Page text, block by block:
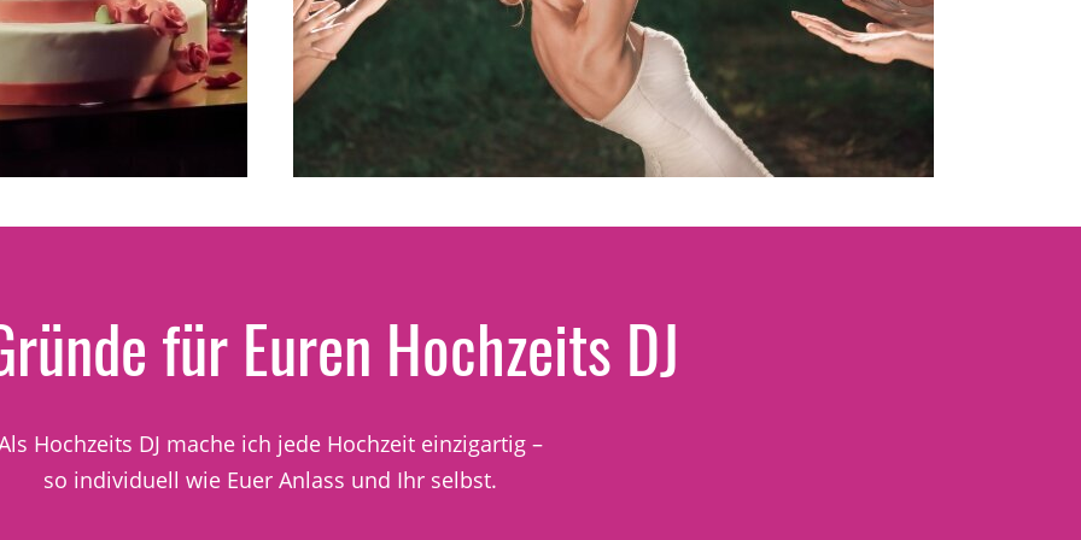
für Euren Hochzeits DJ
Hochzeits DJ mache ich jede Hochzeit einzigartig –
so individuell wie Euer Anlass und Ihr selbst.